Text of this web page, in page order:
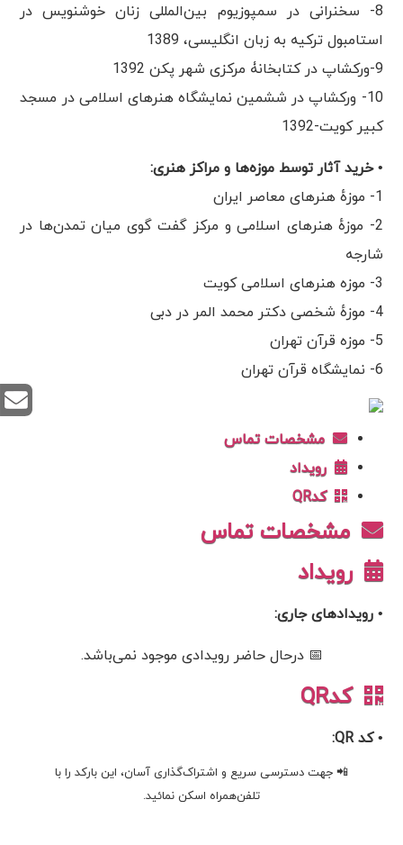
8- سخنرانی در سمپوزیوم بین‌المللی زنان خوشنویس در
استامبول ترکیه به زبان انگلیسی، 1389
9-ورکشاپ در کتابخانۀ مرکزی شهر پکن 1392
10- ورکشاپ در ششمین نمایشگاه هنرهای اسلامی در مسجد
کبیر کویت-1392
• خرید آثار توسط موزه‌ها و مراکز هنری:
1- موزهٔ هنر‌های معاصر ایران
2- موزهٔ هنر‌های اسلامی و مرکز گفت گوی میان تمدن‌ها در
شارجه
3- موزه هنرهای اسلامی کویت
4- موزهٔ شخصی دکتر محمد المر در دبی
5- موزه قرآن تهران
6- نمایشگاه قرآن تهران
مشخصات تماس
رویداد
کدQR
مشخصات تماس
رویداد
• رویدادهای جاری:
📅 درحال حاضر رویدادی موجود نمی‌باشد.
کدQR
• کد QR:
📲 جهت دسترسی سریع و اشتراک‌گذاری آسان، این بارکد را با
تلفن‌همراه اسکن نمائید.